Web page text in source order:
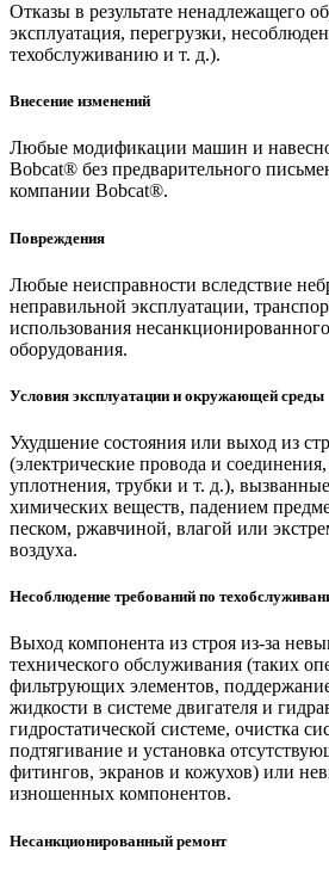
Отказы в результате ненадлежащего
эксплуатация, перегрузки,
техобслуживанию и т. д.).
Внесение изменений
Любые модификации машин и
Bobcat® без предварительного
компании Bobcat®.
Повреждения
Любые неисправности вследствие
неправильной эксплуатации,
использования
оборудования.
Условия эксплуатации и окружающей среды
Ухудшение состояния или выход из
(электрические провода и
уплотнения, трубки и т. д.),
химических веществ, падением
песком, ржавчиной, влагой или
воздуха.
Несоблюдение требований по
Выход компонента из строя из-за
технического обслуживания (таких
фильтрующих элементов,
жидкости в системе двигателя и
гидростатической системе, очистка
подтягивание и установка
фитингов, экранов и кожухов) или
изношенных компонентов.
Несанкционированный ремонт